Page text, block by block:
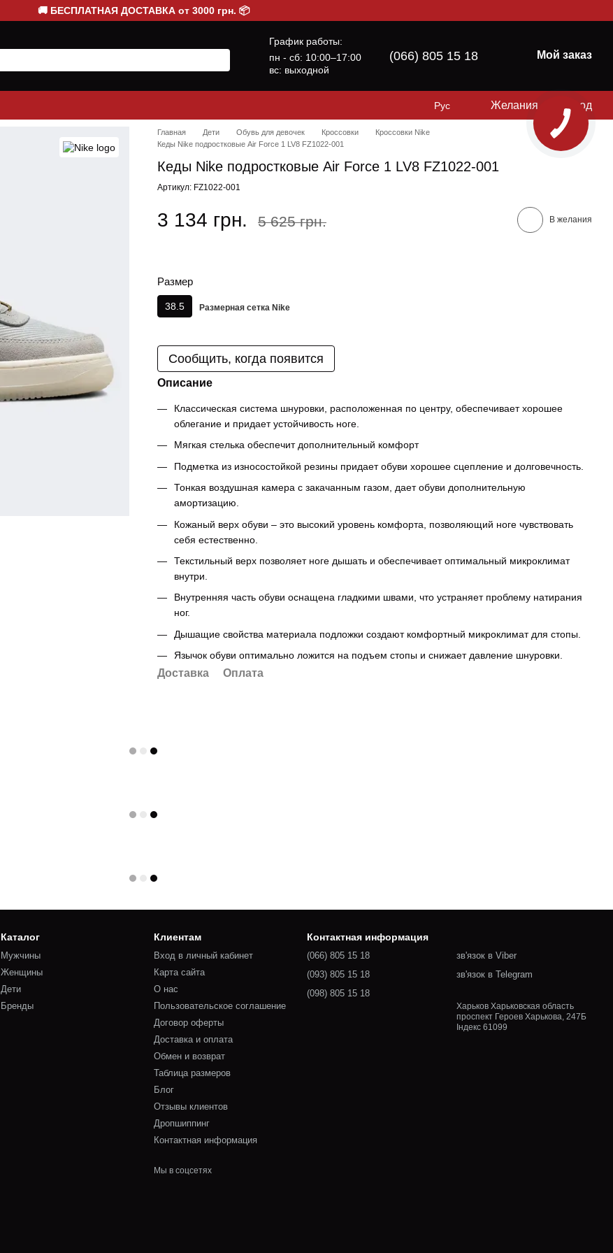
🚚 БЕСПЛАТНАЯ ДОСТАВКА от 3000 грн. 📦
График работы:
пн - сб: 10:00–17:00
вс: выходной
(066) 805 15 18 Мой заказ
Рус Желания Вход
Главная Дети Обувь для девочек Кроссовки
Кроссовки Nike
Кеды Nike подростковые Air Force 1 LV8 FZ1022-001
Кеды Nike подростковые Air Force 1 LV8 FZ1022-001
Артикул: FZ1022-001
3 134 грн. 5 625 грн. В желания
Размер
38.5 Размерная сетка Nike
Сообщить, когда появится
Описание
Классическая система шнуровки, расположенная по центру, обеспечивает хорошее
облегание и придает устойчивость ноге.
Мягкая стелька обеспечит дополнительный комфорт
Подметка из износостойкой резины придает обуви хорошее сцепление и долговечность.
Тонкая воздушная камера с закачанным газом, дает обуви дополнительную
амортизацию.
Кожаный верх обуви – это высокий уровень комфорта, позволяющий ноге чувствовать
себя естественно.
Текстильный верх позволяет ноге дышать и обеспечивает оптимальный микроклимат
внутри.
Внутренняя часть обуви оснащена гладкими швами, что устраняет проблему натирания
ног.
Дышащие свойства материала подложки создают комфортный микроклимат для стопы.
Язычок обуви оптимально ложится на подъем стопы и снижает давление шнуровки.
Доставка Оплата
Каталог
Мужчины
Женщины
Дети
Бренды
Клиентам
Вход в личный кабинет
Карта сайта
О нас
Пользовательское соглашение
Договор оферты
Доставка и оплата
Обмен и возврат
Таблица размеров
Блог
Отзывы клиентов
Дропшиппинг
Контактная информация
Мы в соцсетях
Контактная информация
(066) 805 15 18
(093) 805 15 18
(098) 805 15 18
зв'язок в Viber
зв'язок в Telegram
Харьков Харьковская область
проспект Героев Харькова, 247Б
Індекс 61099